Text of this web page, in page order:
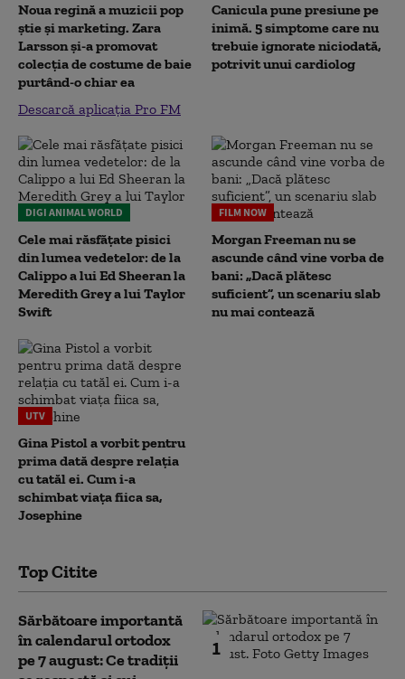
Noua regină a muzicii pop
știe și marketing. Zara
Larsson și-a promovat
colecția de costume de baie
purtând-o chiar ea
Descarcă aplicația Pro FM
Canicula pune presiune pe
inimă. 5 simptome care nu
trebuie ignorate niciodată,
potrivit unui cardiolog
DIGI ANIMAL WORLD
Cele mai răsfățate pisici
din lumea vedetelor: de la
Calippo a lui Ed Sheeran la
Meredith Grey a lui Taylor
Swift
FILM NOW
Morgan Freeman nu se
ascunde când vine vorba de
bani: „Dacă plătesc
suficient”, un scenariu slab
nu mai contează
UTV
Gina Pistol a vorbit pentru
prima dată despre relația
cu tatăl ei. Cum i-a
schimbat viața fiica sa,
Josephine
Top Citite
1
Sărbătoare importantă
în calendarul ortodox
pe 7 august: Ce tradiții